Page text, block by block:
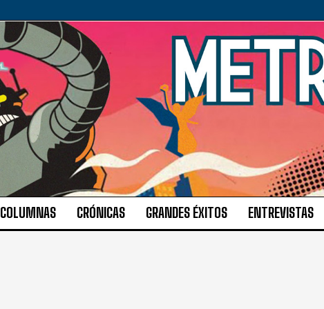
COLUMNAS CRÓNICAS GRANDES ÉXITOS ENTREVISTAS